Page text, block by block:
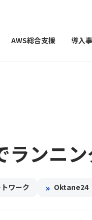
AWS総合支援 導入
ランニ
ワーク » Oktane24